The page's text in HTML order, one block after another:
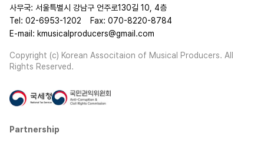
사무국: 서울특별시 강남구 언주로130길 10, 4층
Tel: 02-6953-1202
Fax: 070-8220-8784
E-mail: kmusicalproducers@gmail.com
Copyright (c) Korean Associtaion of Musical Producers. All
Rights Reserved.
Partnership